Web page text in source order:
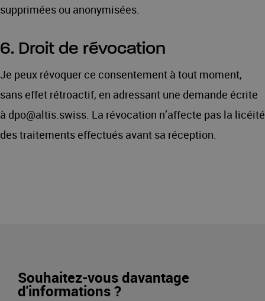
supprimées ou anonymisées.
6. Droit de révocation
Je peux révoquer ce consentement à tout moment,
sans effet rétroactif, en adressant une demande écrite
à dpo@altis.swiss. La révocation n’affecte pas la licéité
des traitements effectués avant sa réception.
Souhaitez-vous davantage
d'informations ?